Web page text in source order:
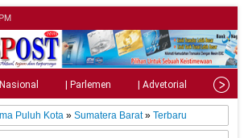
| Nasional | Parlemen | Advetorial |
Puluh Kota »Sumatera Barat»Terbaru